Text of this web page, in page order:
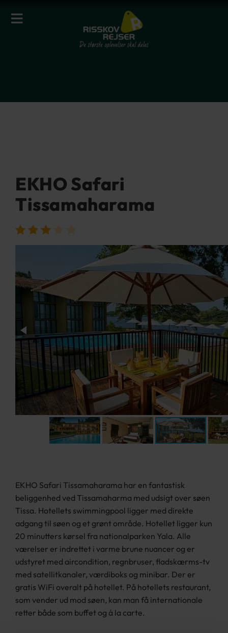
EKHO Safari
Tissamaharama
EKHO Safari Tissamaharama har en fantastisk
beliggenhed ved Tissamaharma med udsigt over søen
Tissa. Hotellets swimmingpool ligger med direkte
adgang til søen og et grønt område. Hotellet ligger kun
20 minutters kørsel fra nationalparken Yala. Alle
værelser er indrettet i varme brune nuancer og er
udstyret med aircondition, regnbruser, fladskærms-tv
med satellitkanaler, værdiboks og minibar. Der er
gratis WiFi overalt på hotellet. På hotellets restaurant,
som vender ud mod søen, kan man få internationale
retter både som buffet og á la carte.